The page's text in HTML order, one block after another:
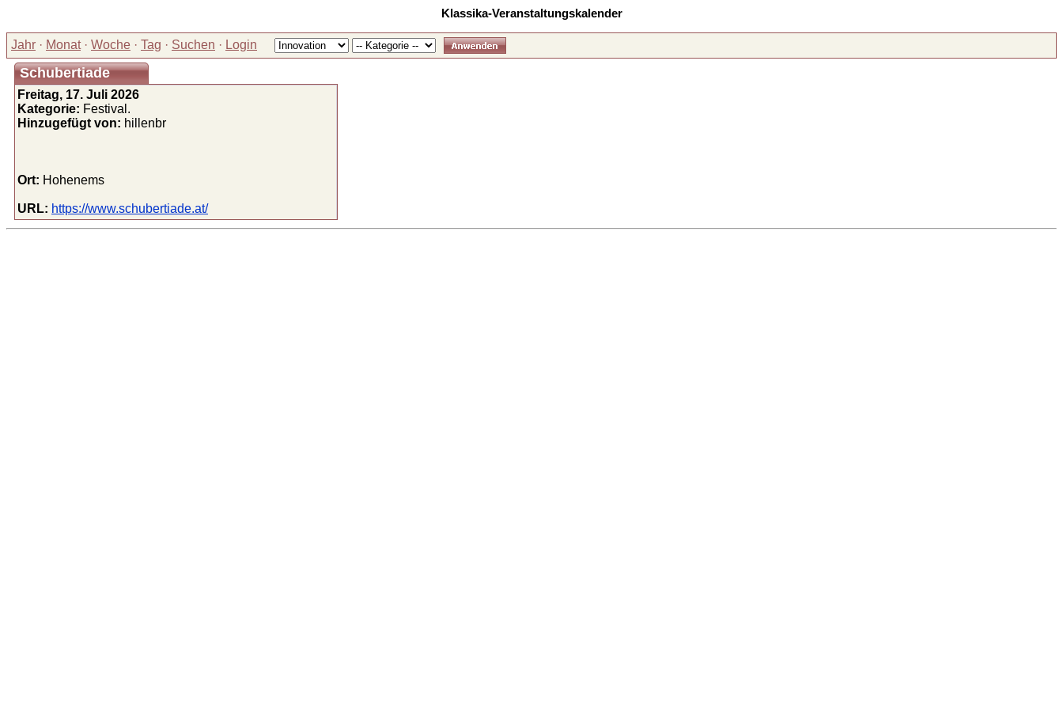
Klassika-Veranstaltungskalender
Jahr · Monat· Woche · Tag · Suchen · Login
Schubertiade
Freitag, 17. Juli 2026
Kategorie: Festival.
Hinzugefügt von: hillenbr
Ort: Hohenems
URL: https://www.schubertiade.at/